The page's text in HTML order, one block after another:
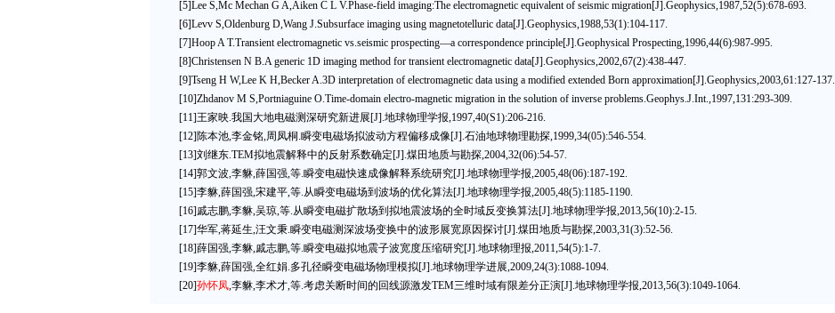
[5]Lee S,Mc Mechan G A,Aiken C L V.Phase-field imaging:The electromagnetic equivalent of seismic migration[J].Geophysics,1987,52(5):678-693.
[6]Levv S,Oldenburg D,Wang J.Subsurface imaging using magnetotelluric data[J].Geophysics,1988,53(1):104-117.
[7]Hoop A T.Transient electromagnetic vs.seismic prospecting—a correspondence principle[J].Geophysical Prospecting,1996,44(6):987-995.
[8]Christensen N B.A generic 1D imaging method for transient electromagnetic data[J].Geophysics,2002,67(2):438-447.
[9]Tseng H W,Lee K H,Becker A.3D interpretation of electromagnetic data using a modified extended Born approximation[J].Geophysics,2003,61:127-137.
[10]Zhdanov M S,Portniaguine O.Time-domain electro-magnetic migration in the solution of inverse problems.Geophys.J.Int.,1997,131:293-309.
[11]王家映.我国大地电磁测深研究新进展[J].地球物理学报,1997,40(S1):206-216.
[12]陈本池,李金铭,周凤桐.瞬变电磁场拟波动方程偏移成像[J].石油地球物理勘探,1999,34(05):546-554.
[13]刘继东.TEM拟地震解释中的反射系数确定[J].煤田地质与勘探,2004,32(06):54-57.
[14]郭文波,李貅,薛国强,等.瞬变电磁快速成像解释系统研究[J].地球物理学报,2005,48(06):187-192.
[15]李貅,薛国强,宋建平,等.从瞬变电磁场到波场的优化算法[J].地球物理学报,2005,48(5):1185-1190.
[16]戚志鹏,李貅,吴琼,等.从瞬变电磁扩散场到拟地震波场的全时域反变换算法[J].地球物理学报,2013,56(10):2-15.
[17]华军,蒋延生,汪文秉.瞬变电磁测深波场变换中的波形展宽原因探讨[J].煤田地质与勘探,2003,31(3):52-56.
[18]薛国强,李貅,戚志鹏,等.瞬变电磁拟地震子波宽度压缩研究[J].地球物理报,2011,54(5):1-7.
[19]李貅,薛国强,全红娟.多孔径瞬变电磁场物理模拟[J].地球物理学进展,2009,24(3):1088-1094.
[20]孙怀凤,李貅,李术才,等.考虑关断时间的回线源激发TEM三维时域有限差分正演[J].地球物理学报,2013,56(3):1049-1064.